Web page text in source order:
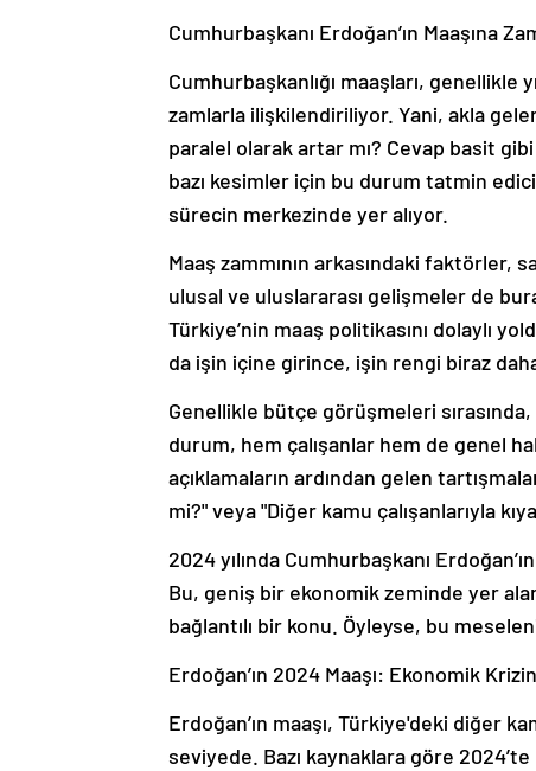
Cumhurbaşkanı Erdoğan’ın Maaşına
Cumhurbaşkanlığı maaşları, genellikle
zamlarla ilişkilendiriliyor. Yani, akla
paralel olarak artar mı? Cevap basit
bazı kesimler için bu durum tatmin
sürecin merkezinde yer alıyor.
Maaş zammının arkasındaki faktörler,
ulusal ve uluslararası gelişmeler de
Türkiye’nin maaş politikasını dolaylı
da işin içine girince, işin rengi biraz
Genellikle bütçe görüşmeleri
durum, hem çalışanlar hem de genel
açıklamaların ardından gelen
mi?" veya "Diğer kamu çalışanlarıyla
2024 yılında Cumhurbaşkanı
Bu, geniş bir ekonomik zeminde yer
bağlantılı bir konu. Öyleyse, bu
Erdoğan’ın 2024 Maaşı: Ekonomik
Erdoğan’ın maaşı, Türkiye'deki diğer
seviyede. Bazı kaynaklara göre 2024’te